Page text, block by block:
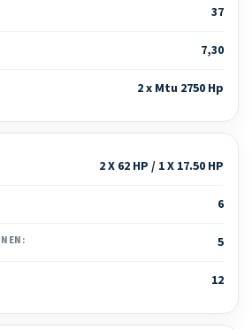
37
7,30
2 x Mtu 2750 Hp
2 X 62 HP / 1 X 17.50 HP
6
5
12